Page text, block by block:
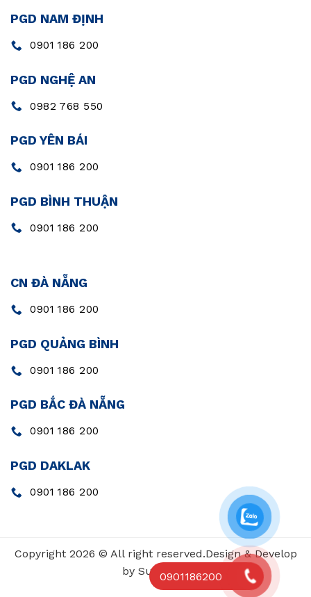
PGD NAM ĐỊNH
0901 186 200
PGD NGHỆ AN
0982 768 550
PGD YÊN BÁI
0901 186 200
PGD BÌNH THUẬN
0901 186 200
CN ĐÀ NẴNG
0901 186 200
PGD QUẢNG BÌNH
0901 186 200
PGD BẮC ĐÀ NẴNG
0901 186 200
PGD DAKLAK
0901 186 200
Copyright 2026 © All right reserved.Design & Develop
by SunValue0901186200